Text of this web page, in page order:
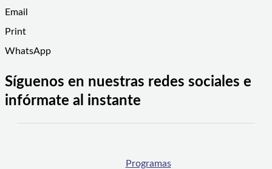
Email
Print
WhatsApp
Síguenos en nuestras redes sociales e
infórmate al instante
Programas